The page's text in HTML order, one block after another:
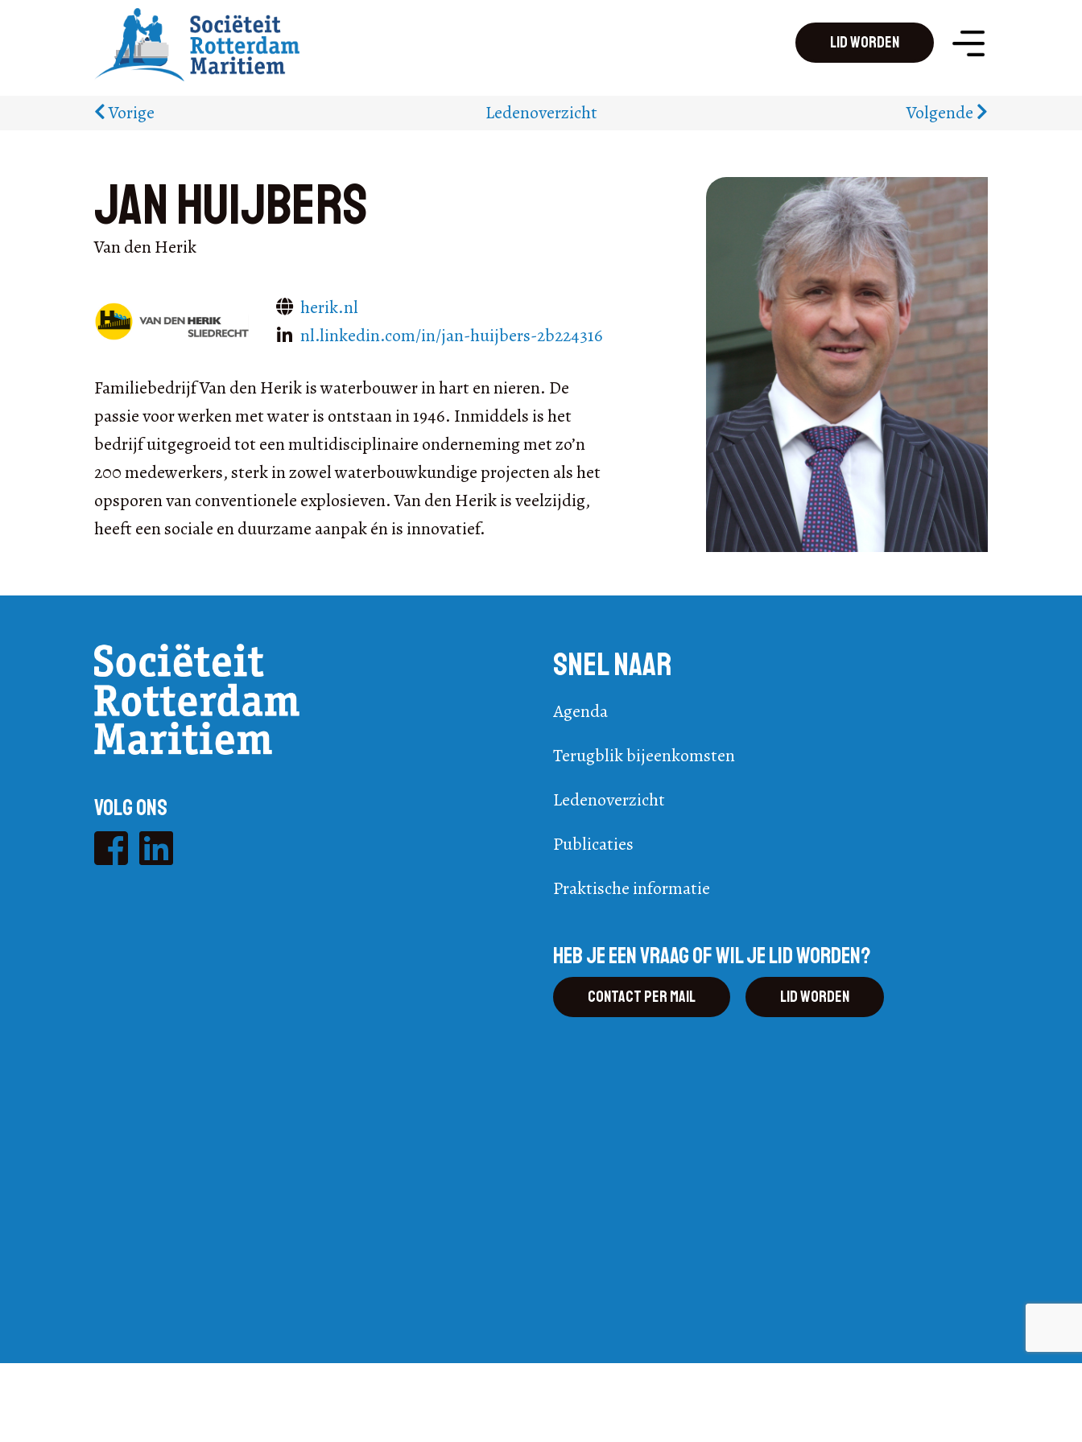
Lid worden
Vorige Ledenoverzicht Volgende
Jan Huijbers
Van den Herik
herik.nl
nl.linkedin.com/in/jan-huijbers-2b224316
Familiebedrijf Van den Herik is waterbouwer in hart en nieren. De
passie voor werken met water is ontstaan in 1946. Inmiddels is het
bedrijf uitgegroeid tot een multidisciplinaire onderneming met zo’n
200 medewerkers, sterk in zowel waterbouwkundige projecten als het
opsporen van conventionele explosieven. Van den Herik is veelzijdig,
heeft een sociale en duurzame aanpak én is innovatief.
Volg ons
Snel naar
Agenda
Terugblik bijeenkomsten
Ledenoverzicht
Publicaties
Praktische informatie
Heb je een vraag of wil je lid worden?
Contact per mail Lid worden